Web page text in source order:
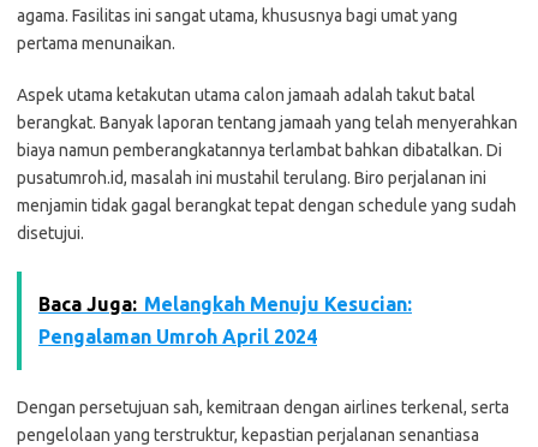
agama. Fasilitas ini sangat utama, khususnya bagi umat yang
pertama menunaikan.
Aspek utama ketakutan utama calon jamaah adalah takut batal
berangkat. Banyak laporan tentang jamaah yang telah menyerahkan
biaya namun pemberangkatannya terlambat bahkan dibatalkan. Di
pusatumroh.id, masalah ini mustahil terulang. Biro perjalanan ini
menjamin tidak gagal berangkat tepat dengan schedule yang sudah
disetujui.
Baca Juga: Melangkah Menuju Kesucian:
Pengalaman Umroh April 2024
Dengan persetujuan sah, kemitraan dengan airlines terkenal, serta
pengelolaan yang terstruktur, kepastian perjalanan senantiasa